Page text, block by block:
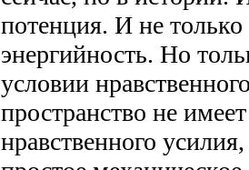
потенция. И не только
энергийность. Но
условии
пространство не
нравственного